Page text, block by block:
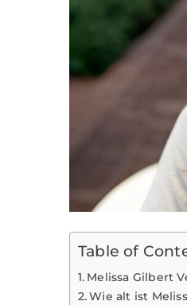
Table of
Melissa Gilbert
Wie alt ist